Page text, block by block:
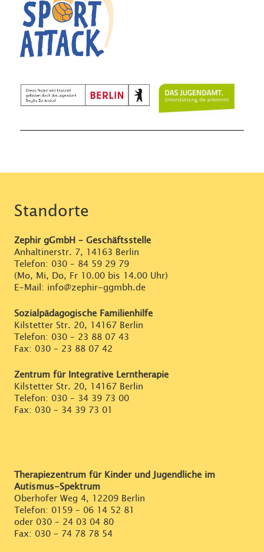
Standorte
Zephir gGmbH – Geschäftsstelle
Anhaltinerstr. 7, 14163 Berlin
Telefon: 030 – 84 59 29 79
(Mo, Mi, Do, Fr 10.00 bis 14.00 Uhr)
E-Mail: info@zephir-ggmbh.de
Sozialpädagogische Familienhilfe
Kilstetter Str. 20, 14167 Berlin
Telefon: 030 – 23 88 07 43
Fax: 030 – 23 88 07 42
Zentrum für Integrative Lerntherapie
Kilstetter Str. 20, 14167 Berlin
Telefon: 030 – 34 39 73 00
Fax: 030 – 34 39 73 01
Therapiezentrum für Kinder und Jugendliche im
Autismus-Spektrum
Oberhofer Weg 4, 12209 Berlin
Telefon: 0159 – 06 14 52 81
oder 030 – 24 03 04 80
Fax: 030 – 74 78 78 54